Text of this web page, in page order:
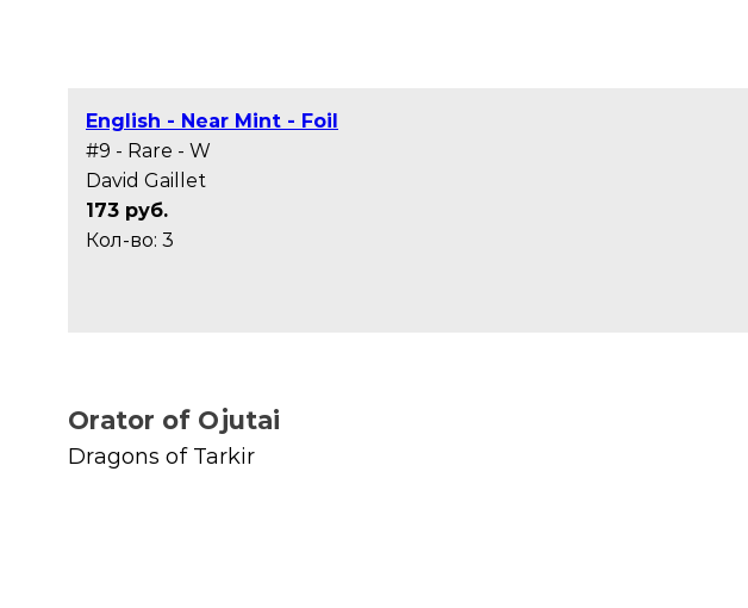
English - Near Mint - Foil
#9 - Rare - W
David Gaillet
173 руб.
Кол-во: 3
Orator of Ojutai
Dragons of Tarkir